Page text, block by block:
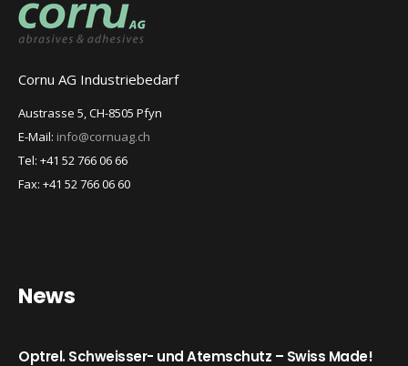
Cornu AG Industriebedarf
Austrasse 5, CH-8505 Pfyn
E-Mail: info@cornuag.ch
Tel: +41 52 766 06 66
Fax: +41 52 766 06 60
News
Optrel. Schweisser- und Atemschutz – Swiss Made!